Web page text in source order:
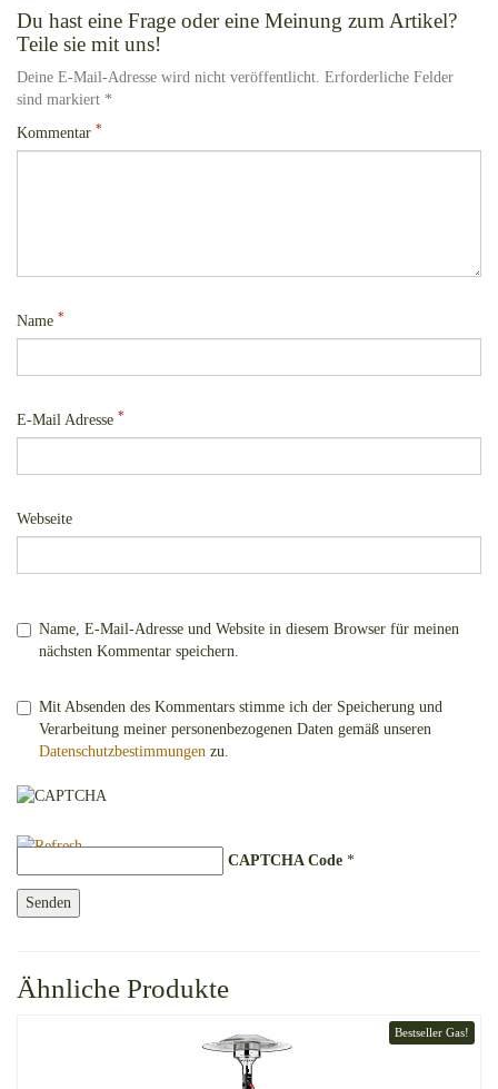
Du hast eine Frage oder eine Meinung zum Artikel?
Teile sie mit uns!
Deine E-Mail-Adresse wird nicht veröffentlicht. Erforderliche Felder
sind markiert *
Kommentar *
Name *
E-Mail Adresse *
Webseite
Name, E-Mail-Adresse und Website in diesem Browser für meinen
nächsten Kommentar speichern.
Mit Absenden des Kommentars stimme ich der Speicherung und
Verarbeitung meiner personenbezogenen Daten gemäß unseren
Datenschutzbestimmungen zu.
CAPTCHA Code *
Ähnliche Produkte
Bestseller Gas!